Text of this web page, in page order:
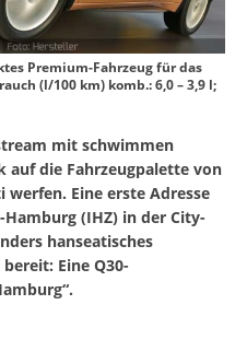
Premium-Fahrzeug für das
(l/100 km) komb.: 6,0 – 3,9 l;
mit schwimmen
auf die Fahrzeugpalette von
Eine erste Adresse
(IHZ) in der City-
hanseatisches
Eine Q30-